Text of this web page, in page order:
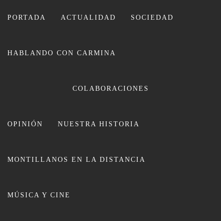
PORTADA ACTUALIDAD SOCIEDAD
HABLANDO CON CARMINA
COLABORACIONES
OPINIÓN NUESTRA HISTORIA
MONTILLANOS EN LA DISTANCIA
MÚSICA Y CINE
CARMINA LEIVA
El Ayuntamiento oferta 400 plazas